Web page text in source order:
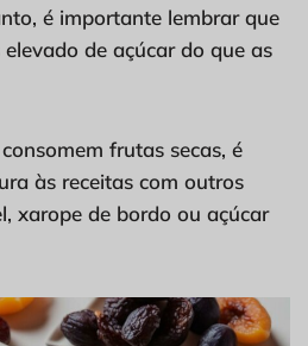
é importante lembrar que
de açúcar do que as
frutas secas, é
às receitas com outros
xarope de bordo ou açúcar